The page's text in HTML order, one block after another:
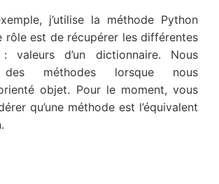
j’utilise la méthode Python
rôle est de récupérer les différentes
valeurs d’un dictionnaire. Nous
des méthodes lorsque nous
objet. Pour le moment, vous
qu’une méthode est l’équivalent